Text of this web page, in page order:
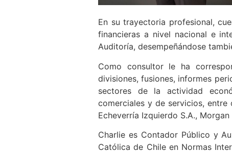
En su trayectoria profesional,
financieras a nivel nacional e
Auditoría, desempeñándose
Como consultor le ha
divisiones, fusiones, informes
sectores de la actividad
comerciales y de servicios, entre
Echeverría Izquierdo S.A.,
Charlie es Contador Público y
Católica de Chile en Normas